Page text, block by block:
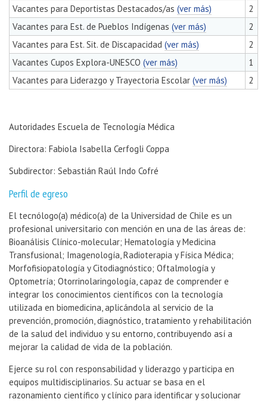
Vacantes para Deportistas Destacados/as (ver más)
2
Vacantes para Est. de Pueblos Indígenas (ver más)
2
Vacantes para Est. Sit. de Discapacidad (ver más)
2
Vacantes Cupos Explora-UNESCO (ver más)
1
Vacantes para Liderazgo y Trayectoria Escolar (ver más) 2
Autoridades Escuela de Tecnología Médica
Directora: Fabiola Isabella Cerfogli Coppa
Subdirector: Sebastián Raúl Indo Cofré
Perfil de egreso
El tecnólogo(a) médico(a) de la Universidad de Chile es un
profesional universitario con mención en una de las áreas de:
Bioanálisis Clínico-molecular; Hematología y Medicina
Transfusional; Imagenología, Radioterapia y Física Médica;
Morfofisiopatología y Citodiagnóstico; Oftalmología y
Optometría; Otorrinolaringología, capaz de comprender e
integrar los conocimientos científicos con la tecnología
utilizada en biomedicina, aplicándola al servicio de la
prevención, promoción, diagnóstico, tratamiento y rehabilitación
de la salud del individuo y su entorno, contribuyendo así a
mejorar la calidad de vida de la población.
Ejerce su rol con responsabilidad y liderazgo y participa en
equipos multidisciplinarios. Su actuar se basa en el
razonamiento científico y clínico para identificar y solucionar